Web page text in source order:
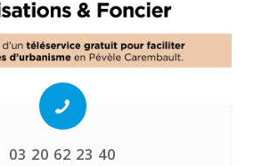
03 20 62 23 40